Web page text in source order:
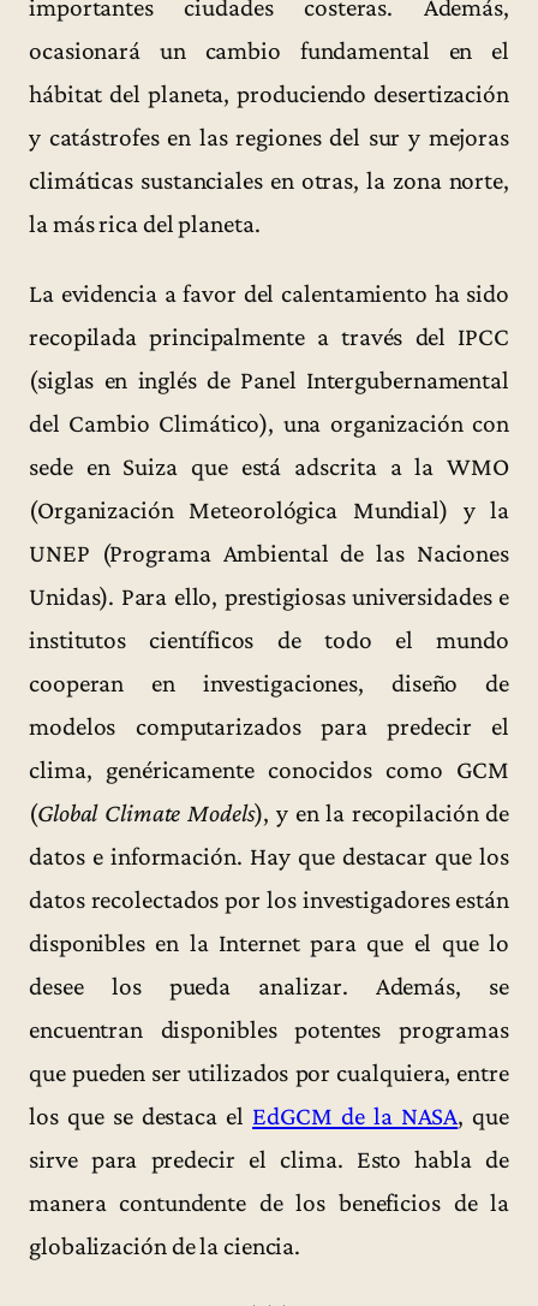
importantes ciudades costeras. Además,
ocasionará un cambio fundamental en el
hábitat del planeta, produciendo desertización
y catástrofes en las regiones del sur y mejoras
climáticas sustanciales en otras, la zona norte,
la más rica del planeta.
La evidencia a favor del calentamiento ha sido
recopilada principalmente a través del IPCC
(siglas en inglés de Panel Intergubernamental
del Cambio Climático), una organización con
sede en Suiza que está adscrita a la WMO
(Organización Meteorológica Mundial) y la
UNEP (Programa Ambiental de las Naciones
Unidas). Para ello, prestigiosas universidades e
institutos científicos de todo el mundo
cooperan en investigaciones, diseño de
modelos computarizados para predecir el
clima, genéricamente conocidos como GCM
(Global Climate Models), y en la recopilación de
datos e información. Hay que destacar que los
datos recolectados por los investigadores están
disponibles en la Internet para que el que lo
desee los pueda analizar. Además, se
encuentran disponibles potentes programas
que pueden ser utilizados por cualquiera, entre
los que se destaca el EdGCM de la NASA, que
sirve para predecir el clima. Esto habla de
manera contundente de los beneficios de la
globalización de la ciencia.